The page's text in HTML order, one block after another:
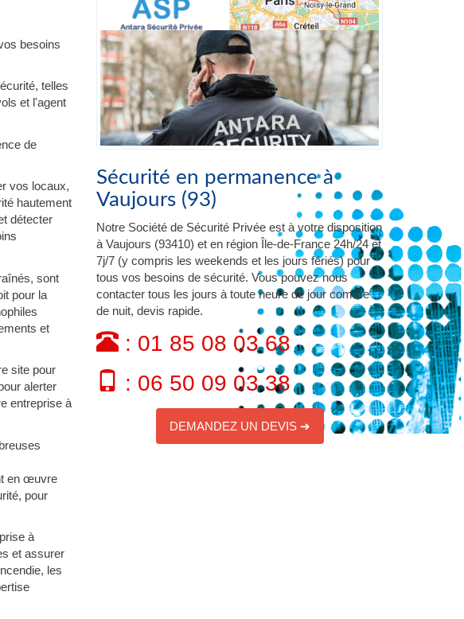
besoins
telles
et l'agent
de
vos locaux,
hautement
détecter
sont
pour la
et
site pour
alerter
entreprise à
en œuvre
pour
à
et assurer
les
Sécurité en permanence à
Vaujours (93)
Notre Société de Sécurité Privée est à votre disposition
à Vaujours (93410) et en région Île-de-France 24h/24 et
7j/7 (y compris les weekends et les jours fériés) pour
tous vos besoins de sécurité. Vous pouvez nous
contacter tous les jours à toute heure de jour comme
de nuit, devis rapide.
: 01 85 08 03 68
: 06 50 09 03 38
DEMANDEZ UN DEVIS ➔